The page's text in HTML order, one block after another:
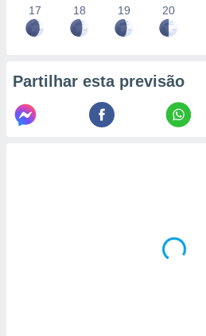
17 18 19 20
Partilhar esta previsão